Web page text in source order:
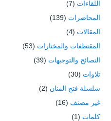
اللقاءات (7)
المحاضرات (139)
المقالات (4)
المقتطفات والمختارات (53)
النصائح والتوجيهات (39)
تلاوات (30)
سلسلة فتح المنان (2)
غير مصنف (16)
كلمات (1)